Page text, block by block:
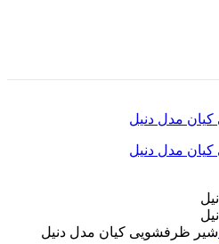
شیر ظرفشویی کیان مدل دنیل